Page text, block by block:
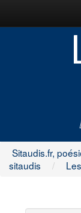
Célébrations
Sitaudis.fr,
sitaudis
/